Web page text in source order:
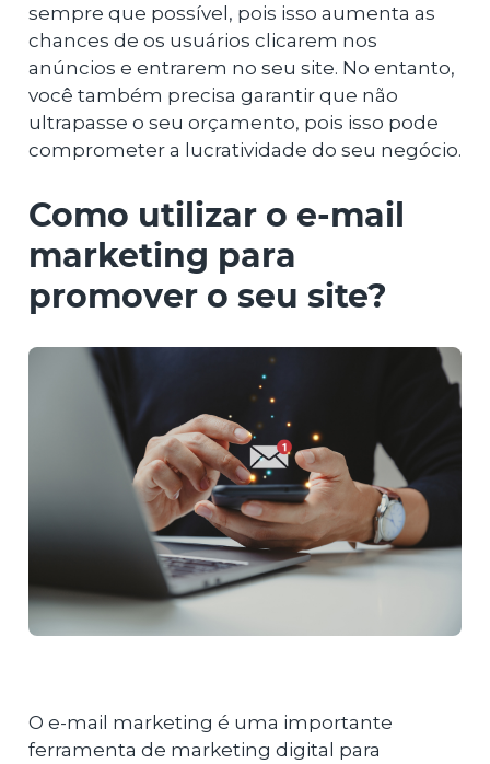
sempre que possível, pois isso aumenta as
chances de os usuários clicarem nos
anúncios e entrarem no seu site. No entanto,
você também precisa garantir que não
ultrapasse o seu orçamento, pois isso pode
comprometer a lucratividade do seu negócio.
Como utilizar o e-mail
marketing para
promover o seu site?
O e-mail marketing é uma importante
ferramenta de marketing digital para